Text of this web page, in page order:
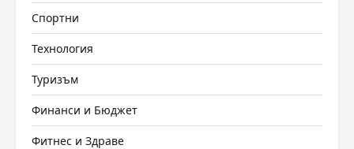
Спортни
Технология
Туризъм
Финанси и Бюджет
Фитнес и Здраве